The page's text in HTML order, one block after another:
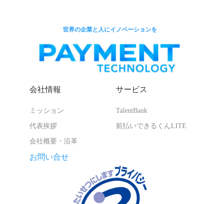
世界の企業と人にイノベーションを
会社情報
ミッション
代表挨拶
会社概要・沿革
サービス
TalentBank
前払いできるくんLITE
お問い合せ